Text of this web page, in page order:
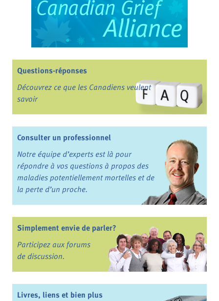
Questions-réponses
Découvrez ce que les Canadiens veulent
savoir
Consulter un professionnel
Notre équipe d’experts est là pour
répondre à vos questions à propos des
maladies potentiellement mortelles et de
la perte d’un proche.
Simplement envie de parler?
Participez aux forums
de discussion.
Livres, liens et bien plus